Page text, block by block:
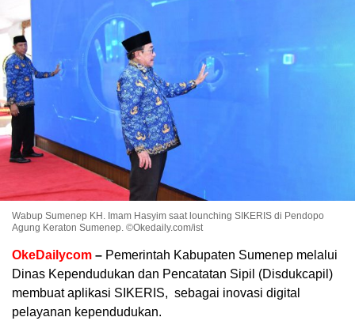
Wabup Sumenep KH. Imam Hasyim saat lounching SIKERIS di Pendopo
Agung Keraton Sumenep. ©Okedaily.com/ist
OkeDailycom – Pemerintah Kabupaten Sumenep melalui
Dinas Kependudukan dan Pencatatan Sipil (Disdukcapil)
membuat aplikasi SIKERIS, sebagai inovasi digital
pelayanan kependudukan.